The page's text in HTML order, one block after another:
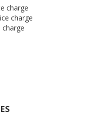
charge
charge
charge